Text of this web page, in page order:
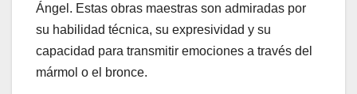
Ángel. Estas obras maestras son admiradas por
su habilidad técnica, su expresividad y su
capacidad para transmitir emociones a través del
mármol o el bronce.